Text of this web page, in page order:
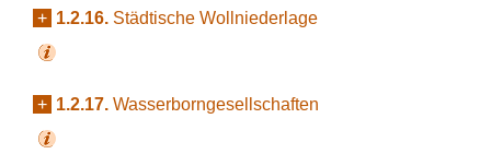
+ 1.2.16. Städtische Wollniederlage
+ 1.2.17. Wasserborngesellschaften